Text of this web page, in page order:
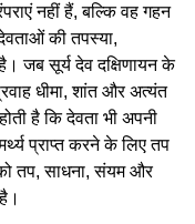
नहीं हैं, बल्कि वह गहन
की तपस्या,
जब सूर्य देव दक्षिणायन के
धीमा, शांत और अत्यंत
है कि देवता भी अपनी
प्राप्त करने के लिए तप
तप, साधना, संयम और